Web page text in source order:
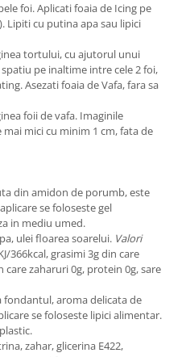
foi. Aplicati foaia de Icing pe
Lipiti cu putina apa sau lipici
tortului, cu ajutorul unui
pe inaltime intre cele 2 foi,
Asezati foaia de Vafa, fara sa
foii de vafa. Imaginile
mici cu minim 1 cm, fata de
din amidon de porumb, este
se foloseste gel
in mediu umed.
ulei floarea soarelui. Valori
366kcal, grasimi 3g din care
zaharuri 0g, protein 0g, sare
fondantul, aroma delicata de
se foloseste lipici alimentar.
zahar, glicerina E422,